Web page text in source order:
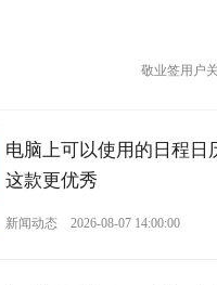
敬业签用户
电脑上可以使用的日程日
这款更优秀
新闻动态 2026-08-07 14:00:00